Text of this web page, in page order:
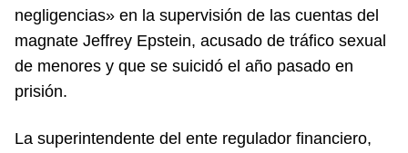
negligencias» en la supervisión de las cuentas del
magnate Jeffrey Epstein, acusado de tráfico sexual
de menores y que se suicidó el año pasado en
prisión.
La superintendente del ente regulador financiero,